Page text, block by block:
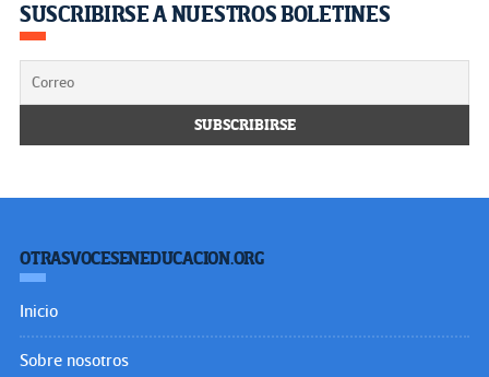
SUSCRIBIRSE A NUESTROS BOLETINES
OTRASVOCESENEDUCACION.ORG
Inicio
Sobre nosotros